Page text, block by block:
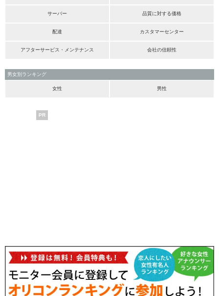
サーバー 品質に対する価格
配達 カスタマーセンター
アフターサービス・メンテナンス 会社の信頼性
男女別ランキング
女性 男性
PR